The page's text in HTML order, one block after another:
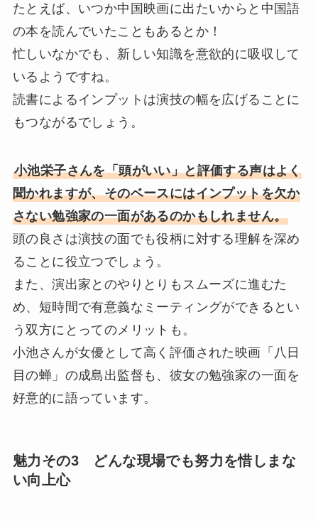
たとえば、いつか中国映画に出たいからと中国語
の本を読んでいたこともあるとか！
忙しいなかでも、新しい知識を意欲的に吸収して
いるようですね。
読書によるインプットは演技の幅を広げることに
もつながるでしょう。
小池栄子さんを「頭がいい」と評価する声はよく
聞かれますが、そのベースにはインプットを欠か
さない勉強家の一面があるのかもしれません。
頭の良さは演技の面でも役柄に対する理解を深め
ることに役立つでしょう。
また、演出家とのやりとりもスムーズに進むた
め、短時間で有意義なミーティングができるとい
う双方にとってのメリットも。
小池さんが女優として高く評価された映画「八日
目の蝉」の成島出監督も、彼女の勉強家の一面を
好意的に語っています。
魅力その3 どんな現場でも努力を惜しまな
い向上心